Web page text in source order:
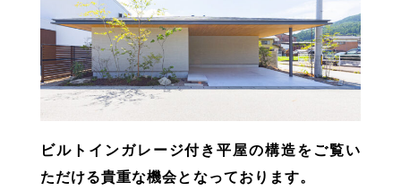
ビルトインガレージ付き平屋の構造をご覧い
ただける貴重な機会となっております。